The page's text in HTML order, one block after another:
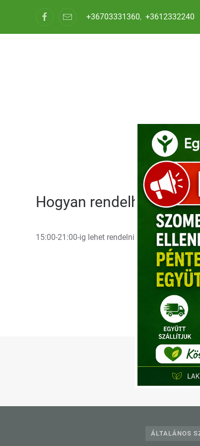
+36703331360, +3612332240
Hogyan rendelhetek
15:00-21:00-ig lehet rendelni a kínálatunkból
ÁLTALÁNOS